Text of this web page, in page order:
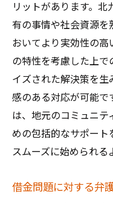
リットがあります。
有の事情や社会資源を
おいてより実効性の高
の特性を考慮した上で
イズされた解決策を生
感のある対応が可能で
は、地元のコミュニテ
めの包括的なサポート
スムーズに始められる
借金問題に対する弁